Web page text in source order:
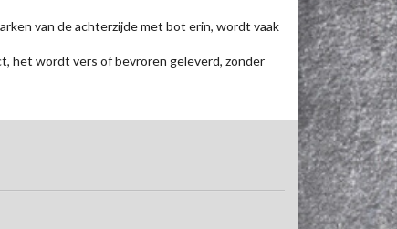
van de achterzijde met bot erin, wordt vaak
het wordt vers of bevroren geleverd, zonder